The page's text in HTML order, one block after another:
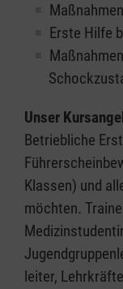
Erste Hilfe
Unser
Betriebliche
Klassen) und
möchten.
leiter,